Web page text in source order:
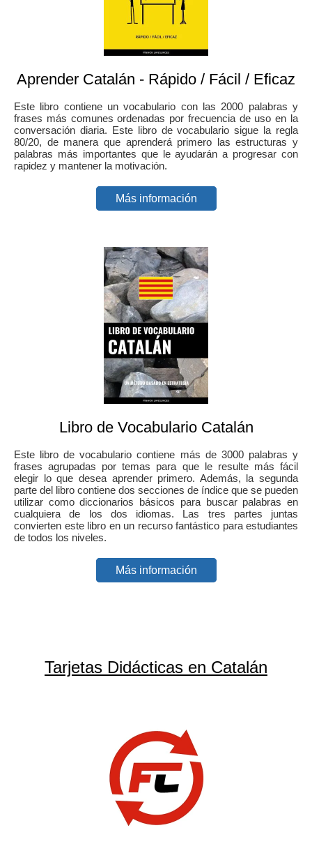
Aprender Catalán - Rápido / Fácil / Eficaz
Este libro contiene un vocabulario con las 2000 palabras y
frases más comunes ordenadas por frecuencia de uso en la
conversación diaria. Este libro de vocabulario sigue la regla
80/20, de manera que aprenderá primero las estructuras y
palabras más importantes que le ayudarán a progresar con
rapidez y mantener la motivación.
Más información
Libro de Vocabulario Catalán
Este libro de vocabulario contiene más de 3000 palabras y
frases agrupadas por temas para que le resulte más fácil
elegir lo que desea aprender primero. Además, la segunda
parte del libro contiene dos secciones de índice que se pueden
utilizar como diccionarios básicos para buscar palabras en
cualquiera de los dos idiomas. Las tres partes juntas
convierten este libro en un recurso fantástico para estudiantes
de todos los niveles.
Más información
Tarjetas Didácticas en Catalán